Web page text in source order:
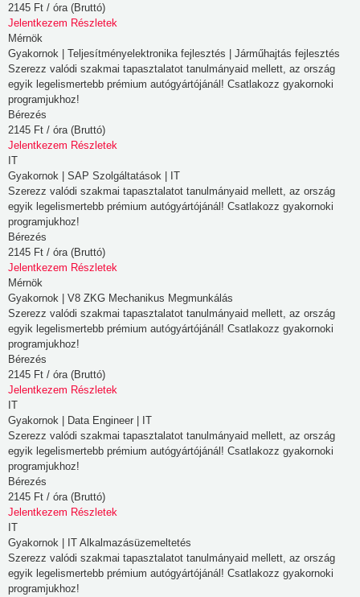
2145 Ft / óra (Bruttó)
Jelentkezem Részletek
Mérnök
Gyakornok | Teljesítményelektronika fejlesztés | Járműhajtás fejlesztés
Szerezz valódi szakmai tapasztalatot tanulmányaid mellett, az ország
egyik legelismertebb prémium autógyártójánál! Csatlakozz gyakornoki
programjukhoz!
Bérezés
2145 Ft / óra (Bruttó)
Jelentkezem Részletek
IT
Gyakornok | SAP Szolgáltatások | IT
Szerezz valódi szakmai tapasztalatot tanulmányaid mellett, az ország
egyik legelismertebb prémium autógyártójánál! Csatlakozz gyakornoki
programjukhoz!
Bérezés
2145 Ft / óra (Bruttó)
Jelentkezem Részletek
Mérnök
Gyakornok | V8 ZKG Mechanikus Megmunkálás
Szerezz valódi szakmai tapasztalatot tanulmányaid mellett, az ország
egyik legelismertebb prémium autógyártójánál! Csatlakozz gyakornoki
programjukhoz!
Bérezés
2145 Ft / óra (Bruttó)
Jelentkezem Részletek
IT
Gyakornok | Data Engineer | IT
Szerezz valódi szakmai tapasztalatot tanulmányaid mellett, az ország
egyik legelismertebb prémium autógyártójánál! Csatlakozz gyakornoki
programjukhoz!
Bérezés
2145 Ft / óra (Bruttó)
Jelentkezem Részletek
IT
Gyakornok | IT Alkalmazásüzemeltetés
Szerezz valódi szakmai tapasztalatot tanulmányaid mellett, az ország
egyik legelismertebb prémium autógyártójánál! Csatlakozz gyakornoki
programjukhoz!
gyűjthet
be
a
böngészőjéről,
amit
az
esetek
többségében
sütik
segítségével
végez.
Az
információk
vonatkozhatnak
Önre
mint
felhasználóra,
a
preferenciáira,
az
Ön
által
használt
eszközre
vagy
az
oldal
elvárt
működésének
biztosítására.
Az